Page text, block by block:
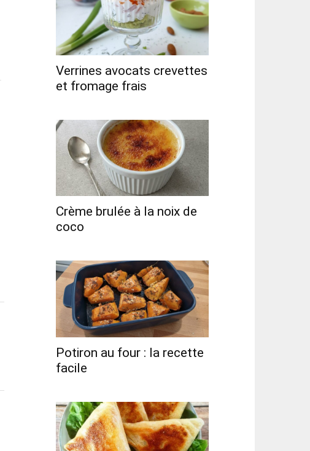
Verrines avocats crevettes
et fromage frais
Crème brulée à la noix de
coco
Potiron au four : la recette
facile